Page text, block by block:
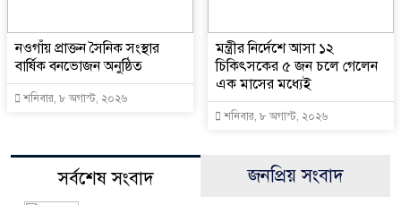
নওগাঁয় প্রাক্তন সৈনিক সংস্থার
বার্ষিক বনভোজন অনুষ্ঠিত
শনিবার, ৮ অগাস্ট, ২০২৬
মন্ত্রীর নির্দেশে আসা ১২
চিকিৎসকের ৫ জন চলে গেলেন
এক মাসের মধ্যেই
শনিবার, ৮ অগাস্ট, ২০২৬
সর্বশেষ সংবাদ জনপ্রিয় সংবাদ